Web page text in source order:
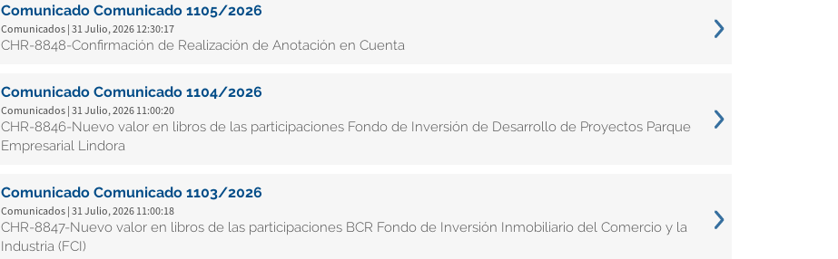
Comunicado Comunicado 1105/2026
Comunicados | 31 Julio, 2026 12:30:17
CHR-8848-Confirmación de Realización de Anotación en Cuenta
Comunicado Comunicado 1104/2026
Comunicados | 31 Julio, 2026 11:00:20
CHR-8846-Nuevo valor en libros de las participaciones Fondo de Inversión de Desarrollo de Proyectos Parque
Empresarial Lindora
Comunicado Comunicado 1103/2026
Comunicados | 31 Julio, 2026 11:00:18
CHR-8847-Nuevo valor en libros de las participaciones BCR Fondo de Inversión Inmobiliario del Comercio y la
Industria (FCI)